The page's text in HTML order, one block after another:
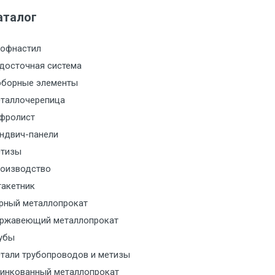
за МКАД
за МКАД
за МКАД
за МКАД
с транспортным
с транспортным
система
элементы
панели
металлопрокат
металлопрокат
трубопроводов и метизы
металлопрокат